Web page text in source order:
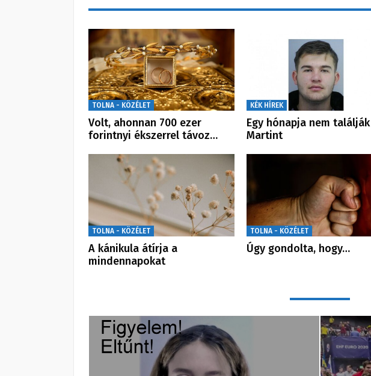
TOLNA - KÖZÉLET
Volt, ahonnan 700 ezer
forintnyi ékszerrel távoz…
KÉK HÍREK
Egy hónapja nem találják
Martint
TOLNA - KÖZÉLET
A kánikula átírja a
mindennapokat
TOLNA - KÖZÉLET
Úgy gondolta, hogy…